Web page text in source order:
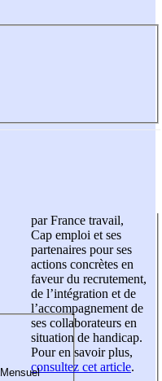
par France travail,
Cap emploi et ses
partenaires pour ses
actions concrètes en
faveur du recrutement,
de l’intégration et de
l’accompagnement de
ses collaborateurs en
situation de handicap.
Pour en savoir plus,
consultez cet article.